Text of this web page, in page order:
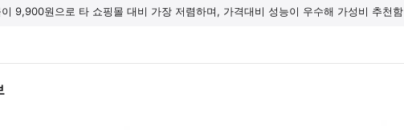
9,900원으로 타 쇼핑몰 대비 가장 저렴하며, 가격대비 성능이 우수해 가성비 추천함